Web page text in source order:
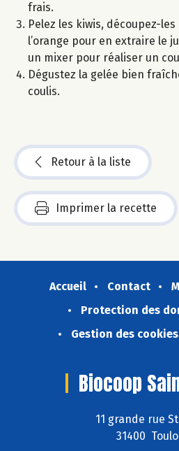
frais.
Pelez les kiwis, découpez-
l’orange pour en extraire le
un mixer pour réaliser un
Dégustez la gelée bien
coulis.
Retour à la liste
Imprimer la recette
Accueil Contact
Protection des
Gestion des cookies
Biocoop
11 grande rue
31400